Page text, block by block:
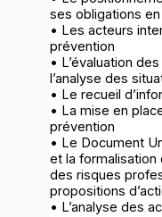
ses obligations
• Les acteurs
prévention
• L’évaluation
l’analyse des
• Le recueil
• La mise en
prévention
• Le Document
et la formalisation
des risques
propositions
• L’analyse des